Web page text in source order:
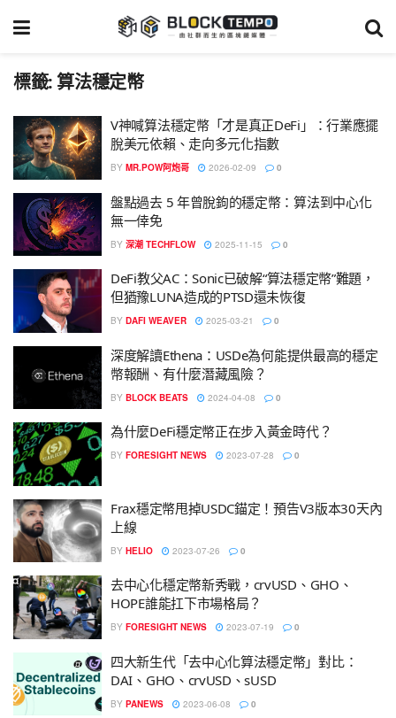
標籤:算法穩定幣
V神喊算法穩定幣「才是真正DeFi」：行業應擺
脫美元依賴、走向多元化指數
BY MR.POW阿炮哥 2026-02-09 0
盤點過去 5 年曾脫鉤的穩定幣：算法到中心化
無一倖免
BY 深潮 TECHFLOW 2025-11-15 0
DeFi教父AC：Sonic已破解“算法穩定幣”難題，
但猶豫LUNA造成的PTSD還未恢復
BY DAFI WEAVER 2025-03-21 0
深度解讀Ethena：USDe為何能提供最高的穩定
幣報酬、有什麼潛藏風險？
BY BLOCK BEATS 2024-04-08 0
為什麼DeFi穩定幣正在步入黃金時代？
BY FORESIGHT NEWS 2023-07-28 0
Frax穩定幣甩掉USDC錨定！預告V3版本30天內
上線
BY HELIO 2023-07-26 0
去中心化穩定幣新秀戰，crvUSD、GHO、
HOPE誰能扛下市場格局？
BY FORESIGHT NEWS 2023-07-19 0
四大新生代「去中心化算法穩定幣」對比：
DAI、GHO、crvUSD、sUSD
BY PANEWS 2023-06-08 0